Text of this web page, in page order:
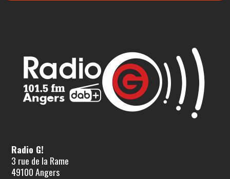
Radio G!
3 rue de la Rame
49100 Angers